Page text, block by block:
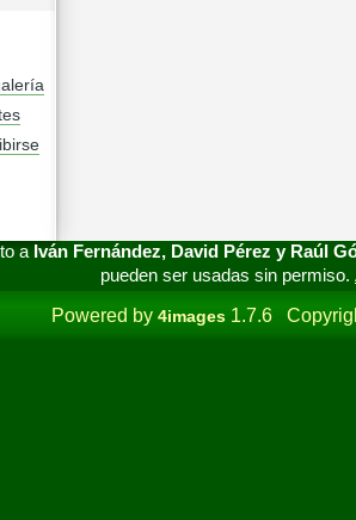
a Iván Fernández, David Pérez y Raúl
pueden ser usadas sin permiso.
Powered by 4images 1.7.6